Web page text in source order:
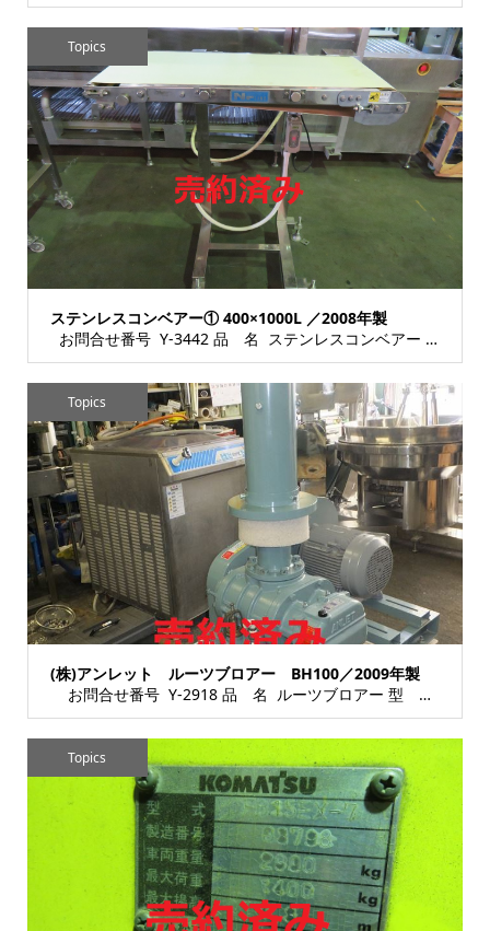
ステンレスコンベアー① 400×1000L ／2008年製
お問合せ番号 Y-3442 品 名 ステンレスコンベアー 型 式 種 類 コ...
Topics
(株)アンレット ルーツブロアー BH100／2009年製
お問合せ番号 Y-2918 品 名 ルーツブロアー 型 式 BH100 種 類 ポン...
Topics
Topics